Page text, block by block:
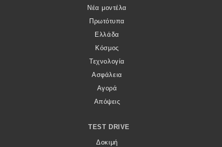
Νέα μοντέλα
Πρωτότυπα
Ελλάδα
Κόσμος
Τεχνολογία
Ασφάλεια
Αγορά
Απόψεις
TEST DRIVE
Δοκιμή